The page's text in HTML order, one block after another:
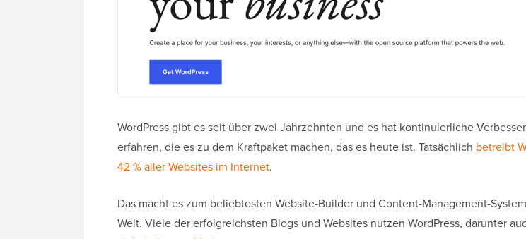
WordPress gibt es seit über zwei Jahrzehnten und es hat kontinuierliche
erfahren, die es zu dem Kraftpaket machen, das es heute ist. Tatsächlich betreibt
42 % aller Websites im Internet.
Das macht es zum beliebtesten Website-Builder und Content-Management-
Welt. Viele der erfolgreichsten Blogs und Websites nutzen WordPress, darunter